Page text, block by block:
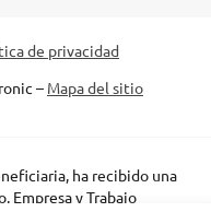
de privacidad
– Mapa del sitio
ha recibido una
Empresa y Trabajo